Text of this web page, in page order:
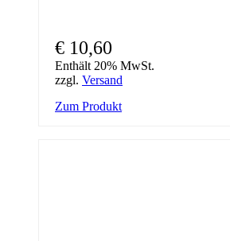
€ 10,60
Enthält 20% MwSt.
zzgl. Versand
Zum Produkt